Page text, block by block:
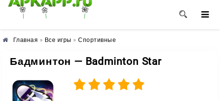
🌸 🌼 🌺
Главная » Все игры » Спортивные
Бадминтон — Badminton Star